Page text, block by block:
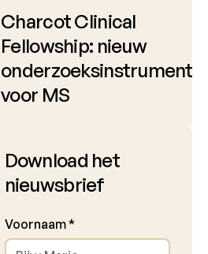
Charcot Clinical
Fellowship: nieuw
onderzoeksinstrument
voor MS
Download het
nieuwsbrief
Voornaam*